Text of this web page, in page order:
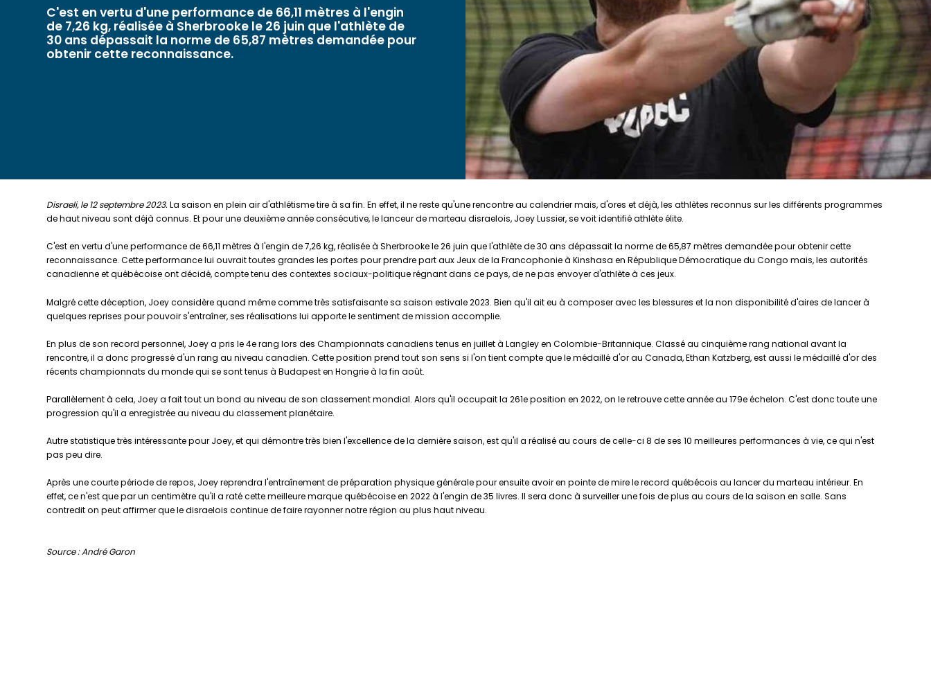
C'est en vertu d'une performance de 66,11 mètres à l'engin
de 7,26 kg, réalisée à Sherbrooke le 26 juin que l'athlète de
30 ans dépassait la norme de 65,87 mètres demandée pour
obtenir cette reconnaissance.
Disraeli, le 12 septembre 2023. La saison en plein air d'athlétisme tire à sa fin. En effet, il ne reste qu'une rencontre au calendrier mais, d'ores et déjà, les athlètes reconnus sur les différents programmes
de haut niveau sont déjà connus. Et pour une deuxième année consécutive, le lanceur de marteau disraelois, Joey Lussier, se voit identifié athlète élite.
C'est en vertu d'une performance de 66,11 mètres à l'engin de 7,26 kg, réalisée à Sherbrooke le 26 juin que l'athlète de 30 ans dépassait la norme de 65,87 mètres demandée pour obtenir cette
reconnaissance. Cette performance lui ouvrait toutes grandes les portes pour prendre part aux Jeux de la Francophonie à Kinshasa en République Démocratique du Congo mais, les autorités
canadienne et québécoise ont décidé, compte tenu des contextes sociaux-politique régnant dans ce pays, de ne pas envoyer d'athlète à ces jeux.
Malgré cette déception, Joey considère quand même comme très satisfaisante sa saison estivale 2023. Bien qu'il ait eu à composer avec les blessures et la non disponibilité d'aires de lancer à
quelques reprises pour pouvoir s'entraîner, ses réalisations lui apporte le sentiment de mission accomplie.
En plus de son record personnel, Joey a pris le 4e rang lors des Championnats canadiens tenus en juillet à Langley en Colombie-Britannique. Classé au cinquième rang national avant la
rencontre, il a donc progressé d'un rang au niveau canadien. Cette position prend tout son sens si l'on tient compte que le médaillé d'or au Canada, Ethan Katzberg, est aussi le médaillé d'or des
récents championnats du monde qui se sont tenus à Budapest en Hongrie à la fin août.
Parallèlement à cela, Joey a fait tout un bond au niveau de son classement mondial. Alors qu'il occupait la 261e position en 2022, on le retrouve cette année au 179e échelon. C'est donc toute une
progression qu'il a enregistrée au niveau du classement planétaire.
Autre statistique très intéressante pour Joey, et qui démontre très bien l'excellence de la dernière saison, est qu'il a réalisé au cours de celle-ci 8 de ses 10 meilleures performances à vie, ce qui n'est
pas peu dire.
Après une courte période de repos, Joey reprendra l'entraînement de préparation physique générale pour ensuite avoir en pointe de mire le record québécois au lancer du marteau intérieur. En
effet, ce n'est que par un centimètre qu'il a raté cette meilleure marque québécoise en 2022 à l'engin de 35 livres. Il sera donc à surveiller une fois de plus au cours de la saison en salle. Sans
contredit on peut affirmer que le disraelois continue de faire rayonner notre région au plus haut niveau.
Source : André Garon